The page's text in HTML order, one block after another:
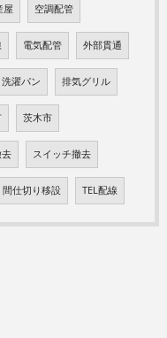
屋 空調配管
電気配管 外部貫通
洗濯パン 排気グリル
茨木市
去 スイッチ撤去
間仕切り移設 TEL配線